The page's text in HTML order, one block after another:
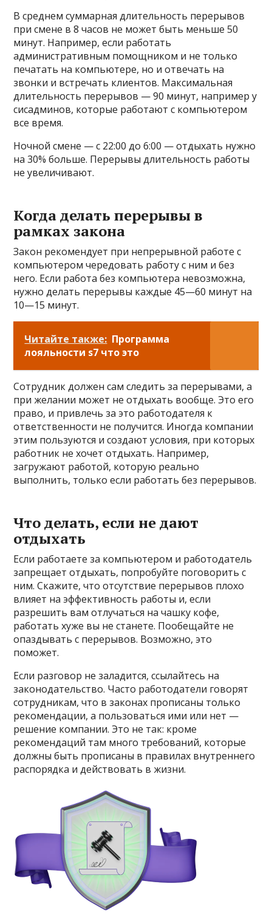
В среднем суммарная длительность перерывов
при смене в 8 часов не может быть меньше 50
минут. Например, если работать
административным помощником и не только
печатать на компьютере, но и отвечать на
звонки и встречать клиентов. Максимальная
длительность перерывов — 90 минут, например у
сисадминов, которые работают с компьютером
все время.
Ночной смене — с 22:00 до 6:00 — отдыхать нужно
на 30% больше. Перерывы длительность работы
не увеличивают.
Когда делать перерывы в
рамках закона
Закон рекомендует при непрерывной работе с
компьютером чередовать работу с ним и без
него. Если работа без компьютера невозможна,
нужно делать перерывы каждые 45—60 минут на
10—15 минут.
Читайте также: Программа
лояльности s7 что это
Сотрудник должен сам следить за перерывами, а
при желании может не отдыхать вообще. Это его
право, и привлечь за это работодателя к
ответственности не получится. Иногда компании
этим пользуются и создают условия, при которых
работник не хочет отдыхать. Например,
загружают работой, которую реально
выполнить, только если работать без перерывов.
Что делать, если не дают
отдыхать
Если работаете за компьютером и работодатель
запрещает отдыхать, попробуйте поговорить с
ним. Скажите, что отсутствие перерывов плохо
влияет на эффективность работы и, если
разрешить вам отлучаться на чашку кофе,
работать хуже вы не станете. Пообещайте не
опаздывать с перерывов. Возможно, это
поможет.
Если разговор не заладится, ссылайтесь на
законодательство. Часто работодатели говорят
сотрудникам, что в законах прописаны только
рекомендации, а пользоваться ими или нет —
решение компании. Это не так: кроме
рекомендаций там много требований, которые
должны быть прописаны в правилах внутреннего
распорядка и действовать в жизни.